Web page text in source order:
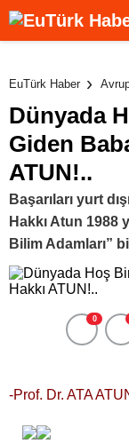
EuTürk Haber
Dünyada
Giden
ATUN!..
Başarıları yurt
Hakkı Atun 1988
Bilim Adamları”
0
-Prof. Dr. ATA